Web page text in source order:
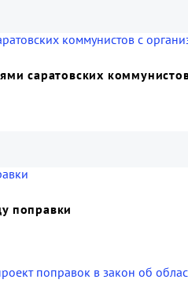
саратовских
поправки
поправок в закон об